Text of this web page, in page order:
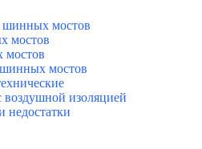
шинных мостов
мостов
мостов
изоляцией
недостатки